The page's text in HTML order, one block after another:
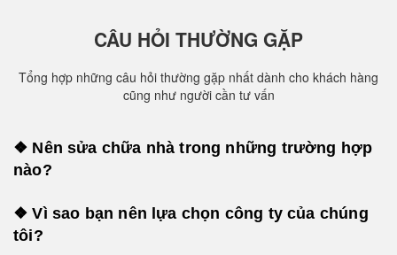
CÂU HỎI THƯỜNG GẶP
Tổng hợp những câu hỏi thường gặp nhất dành cho khách hàng
cũng như người cần tư vấn
❖ Nên sửa chữa nhà trong những trường hợp
nào?
❖ Vì sao bạn nên lựa chọn công ty của chúng
tôi?